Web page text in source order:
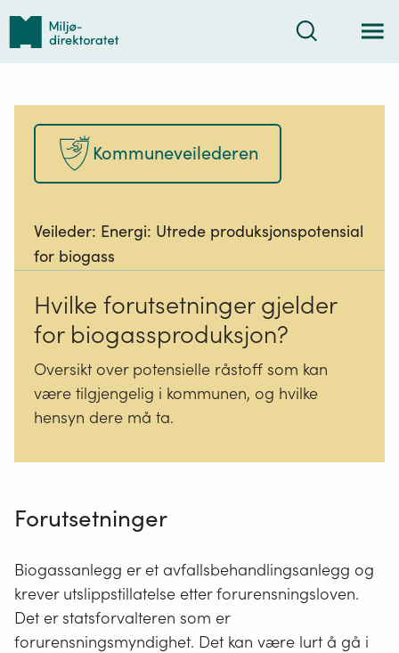
Tilbake
forsiden
Søk
Kommuneveilederen
Veileder: Energi: Utrede produksjonspotensial
for biogass
Hvilke forutsetninger gjelder
for biogassproduksjon?
Oversikt over potensielle råstoff som kan
være tilgjengelig i kommunen, og hvilke
hensyn dere må ta.
Forutsetninger
Biogassanlegg er et avfallsbehandlingsanlegg og
krever utslippstillatelse etter forurensningsloven.
Det er statsforvalteren som er
forurensningsmyndighet. Det kan være lurt å gå i